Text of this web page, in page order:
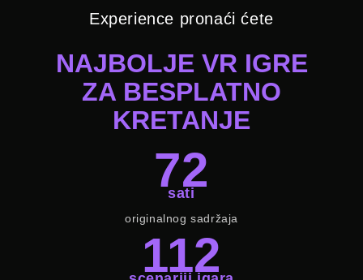
Experience pronaći ćete
NAJBOLJE VR IGRE
ZA BESPLATNO
KRETANJE
72
sati
originalnog sadržaja
112